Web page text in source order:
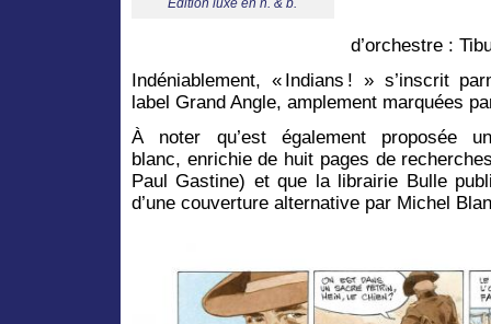
d’orchestre :
Indéniablement, « Indians ! » s’inscrit
label Grand Angle, amplement marquées
À noter qu’est également proposée
blanc, enrichie de huit pages de
Paul Gastine) et que la librairie Bulle
d’une couverture alternative par Michel